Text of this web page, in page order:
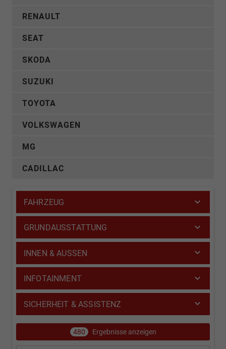
RENAULT
SEAT
SKODA
SUZUKI
TOYOTA
VOLKSWAGEN
MG
CADILLAC
FAHRZEUG
GRUNDAUSSTATTUNG
INNEN & AUSSEN
INFOTAINMENT
SICHERHEIT & ASSISTENZ
480 Ergebnisse anzeigen